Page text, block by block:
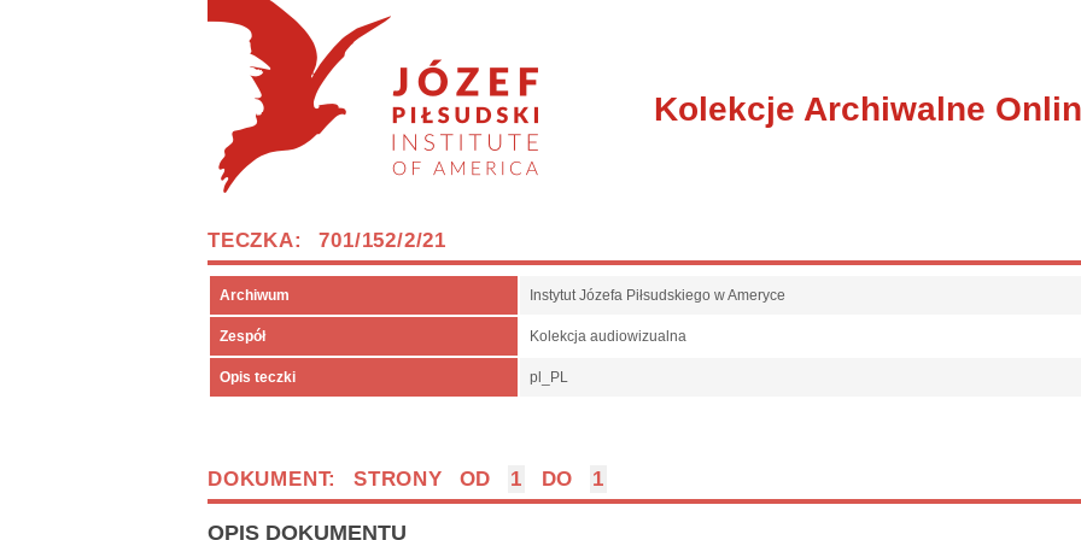
Kolekcje Archiwalne
TECZKA: 701/152/2/21
Archiwum Instytut Józefa Piłsudskiego w Ameryce
Zespół Kolekcja audiowizualna
Opis teczki pl_PL
DOKUMENT: STRONY OD 1 DO 1
OPIS DOKUMENTU